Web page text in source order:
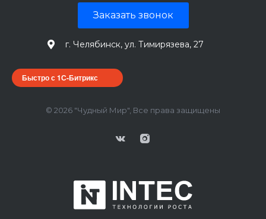
Заказать звонок
г. Челябинск, ул. Тимирязева, 27
Быстро с 1С-Битрикс
© 2026 "Чудный Мир", Все права защищены